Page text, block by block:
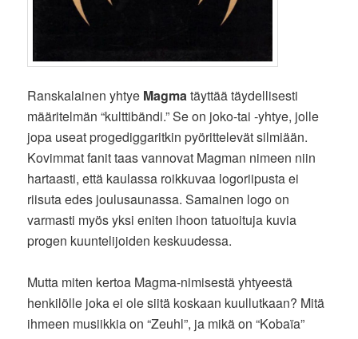
Ranskalainen yhtye Magmatäyttää täydellisesti
määritelmän “kulttibändi.” Se on joko-tai -yhtye, jolle
jopa useat progediggaritkin pyörittelevät silmiään.
Kovimmat fanit taas vannovat Magman nimeen niin
hartaasti, että kaulassa roikkuvaa logoriipusta ei
riisuta edes joulusaunassa. Samainen logo on
varmasti myös yksi eniten ihoon tatuoituja kuvia
progen kuuntelijoiden keskuudessa.
Mutta miten kertoa Magma-nimisestä yhtyeestä
henkilölle joka ei ole siitä koskaan kuullutkaan? Mitä
ihmeen musiikkia on “Zeuhl”, ja mikä on “Kobaïa”